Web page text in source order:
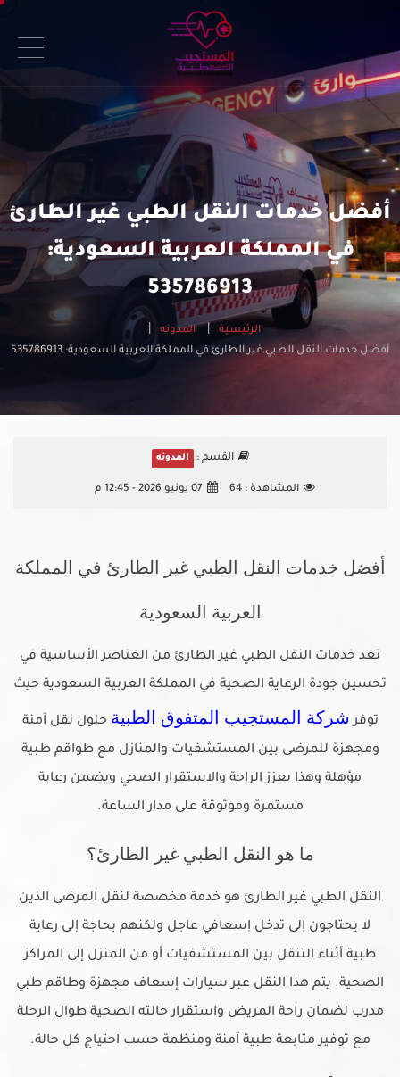
أفضل خدمات النقل الطبي غير الطارئ
في المملكة العربية السعودية:
535786913
الرئيسية
المدونه
أفضل خدمات النقل الطبي غير الطارئ في المملكة العربية السعودية: 535786913
القسم : المدونه
المشاهدة :64 07 يونيو 2026 - 12:45 م
أفضل خدمات النقل الطبي غير الطارئ في المملكة
العربية السعودية
تعد خدمات النقل الطبي غير الطارئ من العناصر الأساسية في
تحسين جودة الرعاية الصحية في المملكة العربية السعودية حيث
توفرشركة المستجيب المتفوق الطبية حلول نقل آمنة
ومجهزة للمرضى بين المستشفيات والمنازل مع طواقم طبية
مؤهلة وهذا يعزز الراحة والاستقرار الصحي ويضمن رعاية
مستمرة وموثوقة على مدار الساعة.
ما هو النقل الطبي غير الطارئ؟
النقل الطبي غير الطارئ هو خدمة مخصصة لنقل المرضى الذين
لا يحتاجون إلى تدخل إسعافي عاجل ولكنهم بحاجة إلى رعاية
طبية أثناء التنقل بين المستشفيات أو من المنزل إلى المراكز
الصحية. يتم هذا النقل عبر سيارات إسعاف مجهزة وطاقم طبي
مدرب لضمان راحة المريض واستقرار حالته الصحية طوال الرحلة
مع توفير متابعة طبية آمنة ومنظمة حسب احتياج كل حالة.